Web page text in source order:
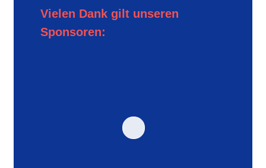
Vielen Dank gilt unseren
Sponsoren: